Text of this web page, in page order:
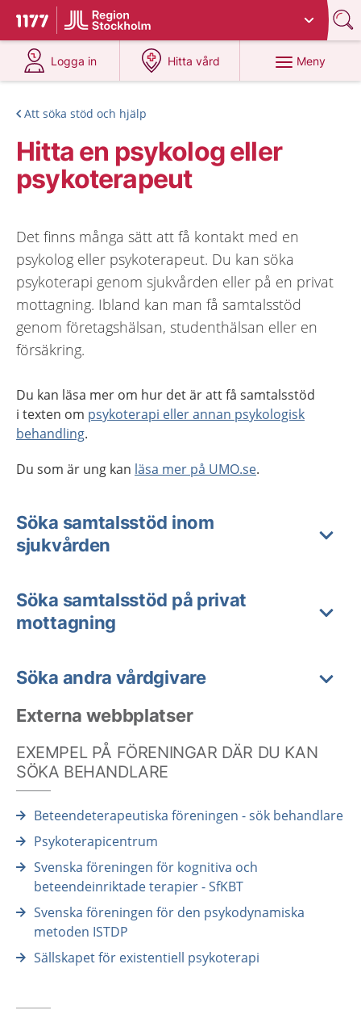
Till startsidan för 1177
Du har valt region
Logga in
på 1177.se
Hitta vård
på 1177.se
Meny
Att söka stöd och hjälp
Hitta en psykolog eller
psykoterapeut
Det finns många sätt att få kontakt med en
psykolog eller psykoterapeut. Du kan söka
psykoterapi genom sjukvården eller på en privat
mottagning. Ibland kan man få samtalsstöd
genom företagshälsan, studenthälsan eller en
försäkring.
Du kan läsa mer om hur det är att få samtalsstöd
i texten om psykoterapi eller annan psykologisk
behandling.
Du som är ung kan läsa mer på UMO.se.
Söka samtalsstöd inom
sjukvården
Söka samtalsstöd på privat
mottagning
Söka andra vårdgivare
Externa webbplatser
EXEMPEL PÅ FÖRENINGAR DÄR DU KAN
SÖKA BEHANDLARE
Beteendeterapeutiska föreningen - sök behandlare
Psykoterapicentrum
Svenska föreningen för kognitiva och
beteendeinriktade terapier - SfKBT
Svenska föreningen för den psykodynamiska
metoden ISTDP
Sällskapet för existentiell psykoterapi